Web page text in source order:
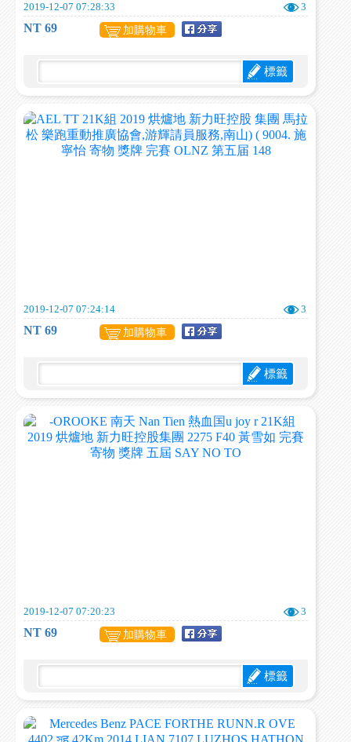
2019-12-07 07:28:33 3
NT 69 加購物車
標籤
2019-12-07 07:24:14 3
NT 69 加購物車
標籤
2019-12-07 07:20:23 3
NT 69 加購物車
標籤